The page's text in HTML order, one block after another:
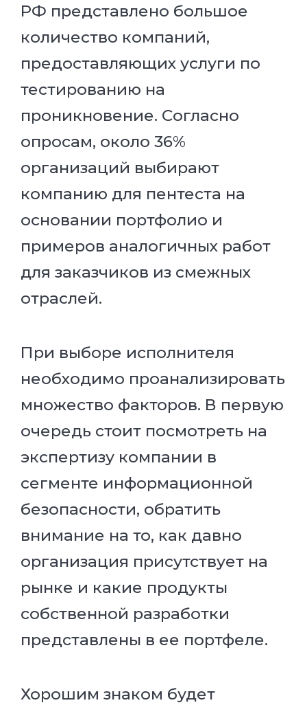
РФ представлено большое
количество компаний,
предоставляющих услуги по
тестированию на
проникновение. Согласно
опросам, около 36%
организаций выбирают
компанию для пентеста на
основании портфолио и
примеров аналогичных работ
для заказчиков из смежных
отраслей.
При выборе исполнителя
необходимо проанализировать
множество факторов. В первую
очередь стоит посмотреть на
экспертизу компании в
сегменте информационной
безопасности, обратить
внимание на то, как давно
организация присутствует на
рынке и какие продукты
собственной разработки
представлены в ее портфеле.
Хорошим знаком будет